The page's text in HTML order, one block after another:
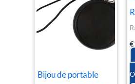
Bijou de portable
€